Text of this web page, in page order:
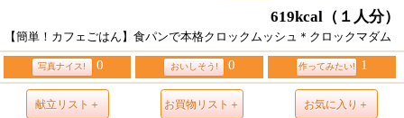
619kcal （１人分）
【簡単！カフェごはん】食パンで本格クロックムッシュ＊クロックマダム
写真ナイス! 0 おいしそう! 0 作ってみたい! 1
献立リスト＋ お買物リスト＋ お気に入り＋